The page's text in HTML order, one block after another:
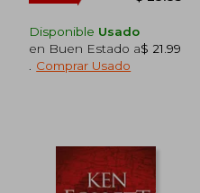
dcto.
Disponible Usado
en Buen Estado a$ 21.99
Comprar Usado